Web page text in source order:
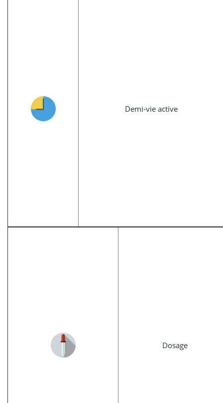
Demi-vie active
Dosage